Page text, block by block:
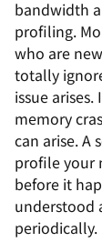
bandwidth
profiling.
who are
totally
issue
memory
can arise. A
profile your
before it
understood
periodically.